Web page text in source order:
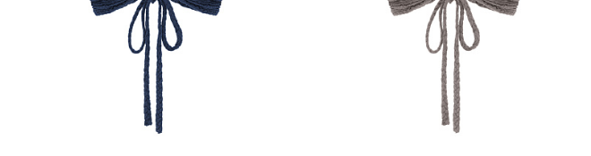
Добавить в корзину Добавить в корзину